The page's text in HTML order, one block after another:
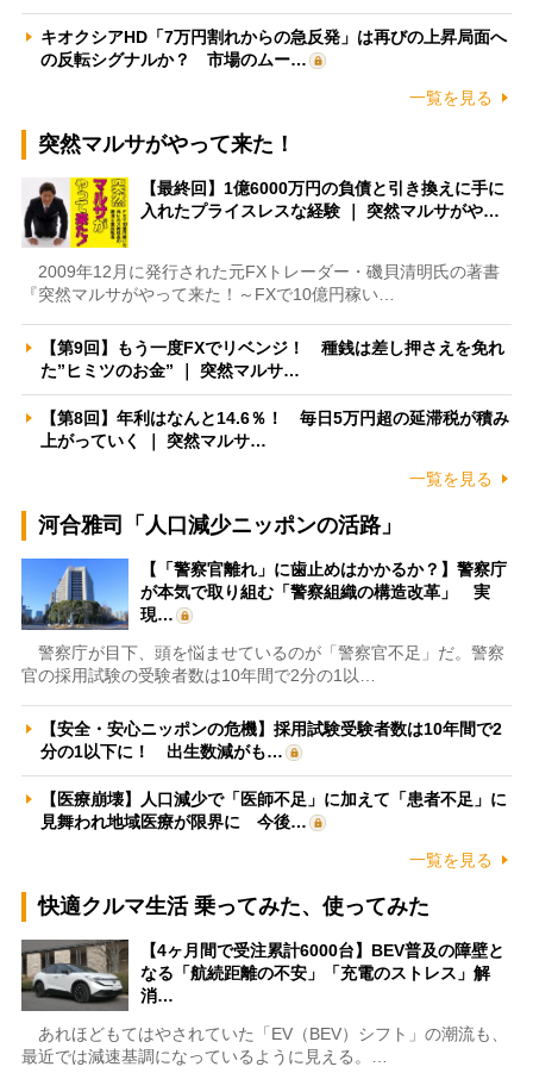
キオクシアHD「7万円割れからの急反発」は再びの上昇局面へ
の反転シグナルか？ 市場のムー…
一覧を見る
突然マルサがやって来た！
【最終回】1億6000万円の負債と引き換えに手に
入れたプライスレスな経験 ｜ 突然マルサがや…
2009年12月に発行された元FXトレーダー・磯貝清明氏の著書
『突然マルサがやって来た！～FXで10億円稼い…
【第9回】もう一度FXでリベンジ！ 種銭は差し押さえを免れ
た”ヒミツのお金” ｜ 突然マルサ…
【第8回】年利はなんと14.6％！ 毎日5万円超の延滞税が積み
上がっていく ｜ 突然マルサ…
一覧を見る
河合雅司「人口減少ニッポンの活路」
【「警察官離れ」に歯止めはかかるか？】警察庁
が本気で取り組む「警察組織の構造改革」 実
現…
警察庁が目下、頭を悩ませているのが「警察官不足」だ。警察
官の採用試験の受験者数は10年間で2分の1以…
【安全・安心ニッポンの危機】採用試験受験者数は10年間で2
分の1以下に！ 出生数減がも…
【医療崩壊】人口減少で「医師不足」に加えて「患者不足」に
見舞われ地域医療が限界に 今後…
一覧を見る
快適クルマ生活 乗ってみた、使ってみた
【4ヶ月間で受注累計6000台】BEV普及の障壁と
なる「航続距離の不安」「充電のストレス」解
消…
あれほどもてはやされていた「EV（BEV）シフト」の潮流も、
最近では減速基調になっているように見える。…